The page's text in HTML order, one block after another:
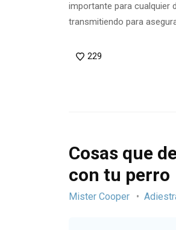
importante para cualquier
transmitiendo para
229
Cosas que
con tu perro
Mister Cooper